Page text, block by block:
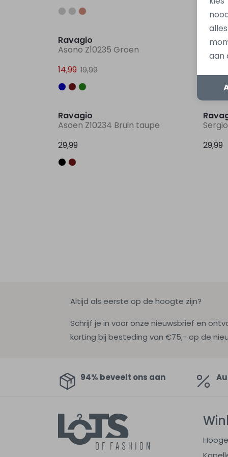
Ravagio
Asono Z10235 Groen
14,99 19,99
Ravagio
Asoen Z10234 Bruin taupe
29,99
29,99
Altijd als eerste op de hoogte zijn?
Schrijf je in voor onze nieuwsbrief en
korting bij besteding van €75,- op de
94% beveelt ons aan
aan